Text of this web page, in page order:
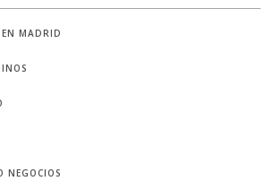
MADRID
NEGOCIOS